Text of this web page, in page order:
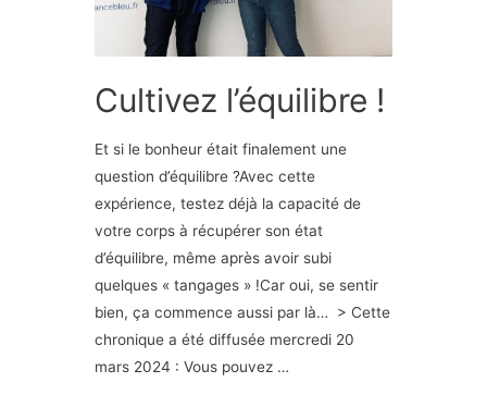
Cultivez l’équilibre !
Et si le bonheur était finalement une
question d’équilibre ?Avec cette
expérience, testez déjà la capacité de
votre corps à récupérer son état
d’équilibre, même après avoir subi
quelques « tangages » !Car oui, se sentir
bien, ça commence aussi par là… > Cette
chronique a été diffusée mercredi 20
mars 2024 : Vous pouvez …